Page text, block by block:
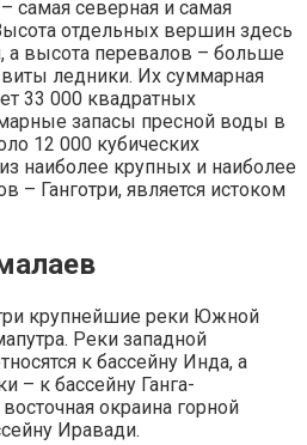
– самая северная и самая
отдельных вершин здесь
высота перевалов – больше
ледники. Их суммарная
33 000 квадратных
запасы пресной воды в
12 000 кубических
наиболее крупных и наиболее
– Ганготри, является истоком
крупнейшие реки Южной
Реки западной
к бассейну Инда, а
– к бассейну Ганга-
окраина горной
Иравади.